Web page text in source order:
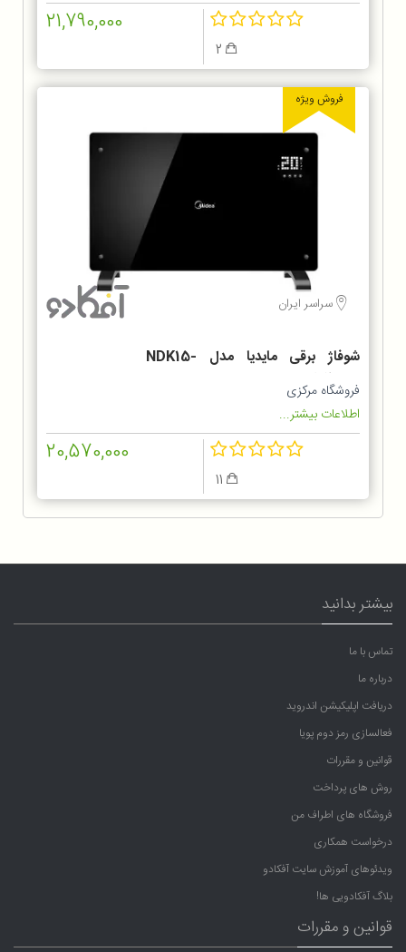
21,790,000
فروش ویژه
سراسر ایران
شوفاژ برقی مایدیا مدل NDK15-
20MR شیشه‌ای لمسی
فروشگاه مرکزی
اطلاعات بیشتر...
20,570,000
بیشتر بدانید
تماس با ما
درباره ما
دریافت اپلیکیشن اندروید
فعالسازی رمز دوم پویا
قوانین و مقررات
روش های پرداخت
فروشگاه های اطراف من
درخواست همکاری
ویدئوهای آموزش سایت آفکادو
بلاگ آفکادویی ها!
قوانین و مقررات